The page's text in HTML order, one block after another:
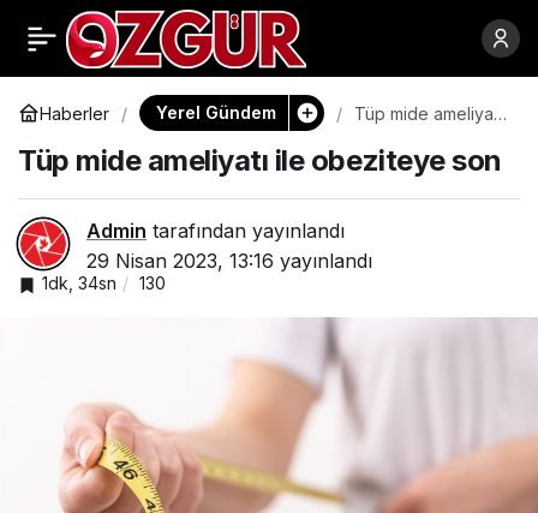
Haberler Yerel Gündem
Tüp mide ameliyatı
Tüp mide ameliyatı ile obeziteye son
Admin tarafından yayınlandı
29 Nisan 2023, 13:16 yayınlandı
1dk, 34sn 130
Türkiye’nin ilk arı
pazarı Bursa’da
kuruldu
Paylaş